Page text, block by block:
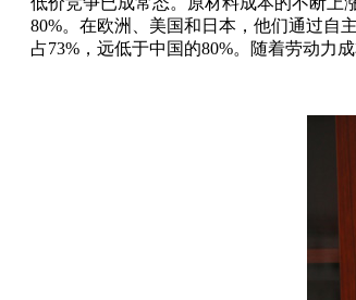
80%。在欧洲、美国和日本，他们通过自
占73%，远低于中国的80%。随着劳动力